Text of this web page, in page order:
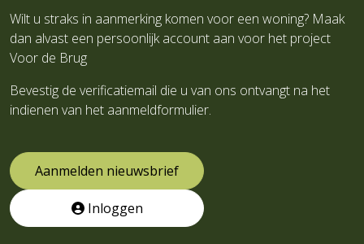
Wilt u straks in aanmerking komen voor een woning? Maak
dan alvast een persoonlijk account aan voor het project
Voor de Brug
Bevestig de verificatiemail die u van ons ontvangt na het
indienen van het aanmeldformulier.
Aanmelden nieuwsbrief
Inloggen